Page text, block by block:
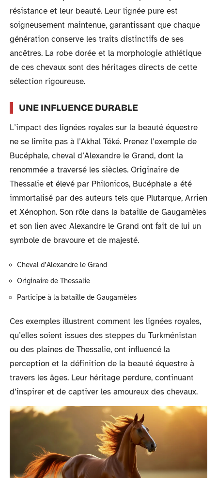
résistance et leur beauté. Leur lignée pure est
soigneusement maintenue, garantissant que chaque
génération conserve les traits distinctifs de ses
ancêtres. La robe dorée et la morphologie athlétique
de ces chevaux sont des héritages directs de cette
sélection rigoureuse.
UNE INFLUENCE DURABLE
L’impact des lignées royales sur la beauté équestre
ne se limite pas à l’Akhal Téké. Prenez l’exemple de
Bucéphale, cheval d’Alexandre le Grand, dont la
renommée a traversé les siècles. Originaire de
Thessalie et élevé par Philonicos, Bucéphale a été
immortalisé par des auteurs tels que Plutarque, Arrien
et Xénophon. Son rôle dans la bataille de Gaugamèles
et son lien avec Alexandre le Grand ont fait de lui un
symbole de bravoure et de majesté.
Cheval d’Alexandre le Grand
Originaire de Thessalie
Participe à la bataille de Gaugamèles
Ces exemples illustrent comment les lignées royales,
qu’elles soient issues des steppes du Turkménistan
ou des plaines de Thessalie, ont influencé la
perception et la définition de la beauté équestre à
travers les âges. Leur héritage perdure, continuant
d’inspirer et de captiver les amoureux des chevaux.